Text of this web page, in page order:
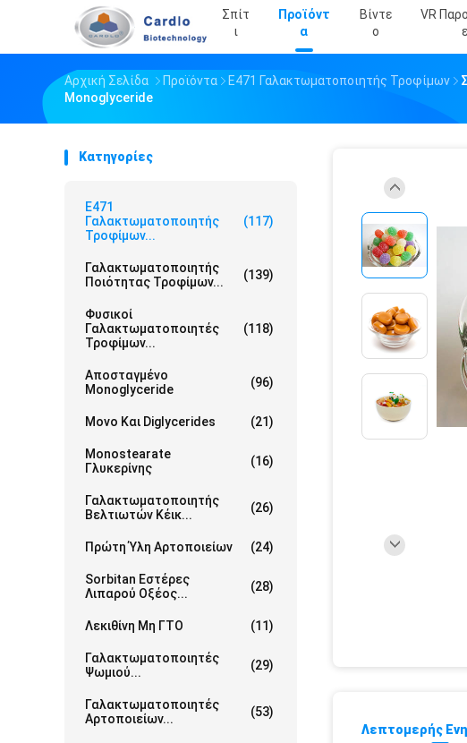
Σπίτ
Ι
Προϊόντ
Α
Βίντε
Ο
VR
Ε
Αρχική Σελίδα Προϊόντα E471 Γαλακτωματοποιητής Τροφίμων
Monoglyceride
Κατηγορίες
E471
Γαλακτωματοποιητής
Τροφίμων...
(117)
Γαλακτωματοποιητής
Ποιότητας Τροφίμων...
(139)
Φυσικοί
Γαλακτωματοποιητές
Τροφίμων...
(118)
Αποσταγμένο
Monoglyceride
(96)
Μονο Και Diglycerides (21)
Monostearate
Γλυκερίνης
(16)
Γαλακτωματοποιητής
Βελτιωτών Κέικ...
(26)
Πρώτη Ύλη Αρτοποιείων (24)
Sorbitan Εστέρες
Λιπαρού Οξέος...
(28)
Λεκιθίνη Μη ΓΤΟ (11)
Γαλακτωματοποιητές
Ψωμιού...
(29)
Γαλακτωματοποιητές
Αρτοποιείων...
(53)
Λεπτομερής